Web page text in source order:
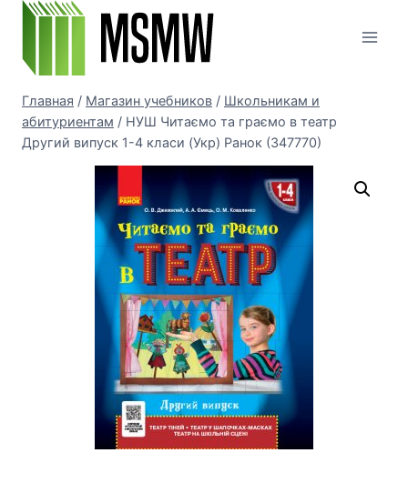
Перейти
содержимому
Главная / Магазин учебников / Школьникам и
абитуриентам / НУШ Читаємо та граємо в театр
Другий випуск 1-4 класи (Укр) Ранок (347770)